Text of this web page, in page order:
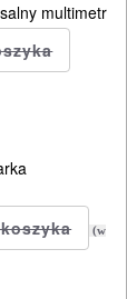
multimetr
(w